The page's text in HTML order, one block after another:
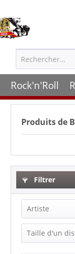
Rock'n'Roll
Produits de
Filtrer
Artiste
Billie
Taille d'un